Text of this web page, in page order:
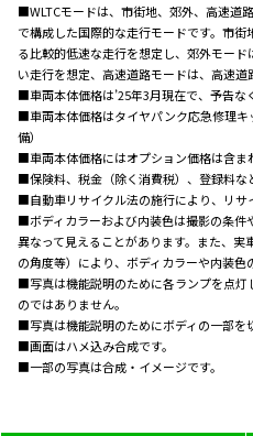
■WLTCモードは、市街地、郊外、高速道
で構成した国際的な走行モードです。市
る比較的低速な走行を想定し、郊外モー
い走行を想定、高速道路モードは、高速道
■車両本体価格は’25年3月現在で、予告な
■車両本体価格はタイヤパンク応急修理キ
備）
■車両本体価格にはオプション価格は含ま
■保険料、税金（除く消費税）、登録料な
■自動車リサイクル法の施行により、リサ
■ボディカラーおよび内装色は撮影の条件
異なって見えることがあります。また、
の角度等）により、ボディカラーや内装色
■写真は機能説明のために各ランプを点灯
のではありません。
■写真は機能説明のためにボディの一部を
■画面はハメ込み合成です。
■一部の写真は合成・イメージです。